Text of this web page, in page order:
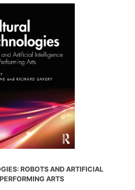
ROBOTS AND ARTIFICIAL
ARTS